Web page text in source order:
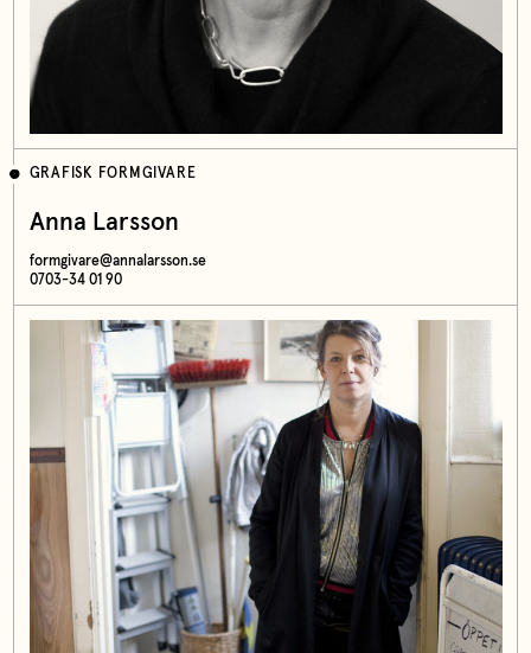
GRAFISK FORMGIVARE
Anna Larsson
formgivare@annalarsson.se
0703-34 01 90